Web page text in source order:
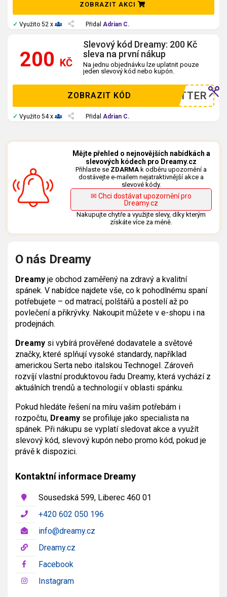
ZOBRAZIT AKCI
✓ Využito 52 x Přidal Adrian C.
200 KČ
Slevový kód Dreamy: 200 Kč
sleva na první nákup
Na jednu objednávku lze uplatnit pouze
jeden slevový kód nebo kupón.
WSLETTER
ZOBRAZIT KÓD
✓ Využito 54 x Přidal Adrian C.
Mějte přehled o nejnovějších nabídkách a
slevových kódech pro Dreamy.cz
Přihlaste se ZDARMA k odběru upozornění a
dostávejte e-mailem nejatraktivnější akce a
slevové kódy.
✉ Chci dostávat upozornění pro
Dreamy.cz
Nakupujte chytře a využijte slevy, díky kterým
získáte více za méně.
O nás Dreamy
Dreamy je obchod zaměřený na zdravý a kvalitní
spánek. V nabídce najdete vše, co k pohodlnému spaní
potřebujete – od matrací, polštářů a postelí až po
povlečení a přikrývky. Nakoupit můžete v e-shopu i na
prodejnách.
Dreamy si vybírá prověřené dodavatele a světové
značky, které splňují vysoké standardy, například
americkou Serta nebo italskou Technogel. Zároveň
rozvíjí vlastní produktovou řadu Dreamy, která vychází z
aktuálních trendů a technologií v oblasti spánku.
Pokud hledáte řešení na míru vašim potřebám i
rozpočtu, Dreamy se profiluje jako specialista na
spánek. Při nákupu se vyplatí sledovat akce a využít
slevový kód, slevový kupón nebo promo kód, pokud je
právě k dispozici.
Kontaktní informace Dreamy
Sousedská 599, Liberec 460 01
+420 602 050 196
info@dreamy.cz
Dreamy.cz
Facebook
Instagram